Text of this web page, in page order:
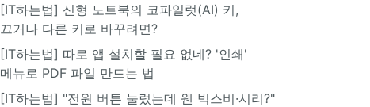
[IT하는법] 신형 노트북의 코파일럿(AI) 키,
끄거나 다른 키로 바꾸려면?
[IT하는법] 따로 앱 설치할 필요 없네? '인쇄'
메뉴로 PDF 파일 만드는 법
[IT하는법] "전원 버튼 눌렀는데 웬 빅스비·시리?"